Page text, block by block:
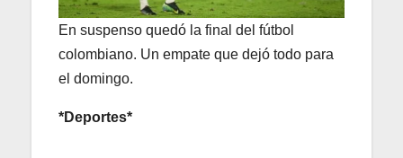
En suspenso quedó la final del fútbol
colombiano. Un empate que dejó todo para
el domingo.
*Deportes*